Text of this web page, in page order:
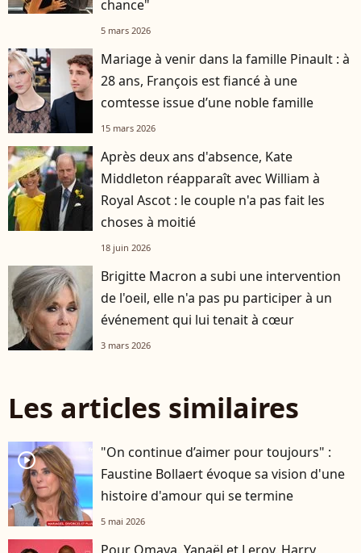
chance"
5 mars 2026
Mariage à venir dans la famille Pinault : à
28 ans, François est fiancé à une
comtesse issue d’une noble famille
15 mars 2026
Après deux ans d'absence, Kate
Middleton réapparaît avec William à
Royal Ascot : le couple n'a pas fait les
choses à moitié
18 juin 2026
Brigitte Macron a subi une intervention
de l'oeil, elle n'a pas pu participer à un
événement qui lui tenait à cœur
3 mars 2026
Les articles similaires
player2
"On continue d’aimer pour toujours" :
Faustine Bollaert évoque sa vision d'une
histoire d'amour qui se termine
5 mai 2026